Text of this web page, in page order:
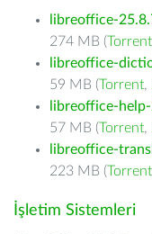
libreoffice-
274 MB (Torrent
libreoffice-
59 MB (Torrent,
libreoffice-
57 MB (Torrent,
libreoffice-
223 MB (Torrent
İşletim Sistemleri